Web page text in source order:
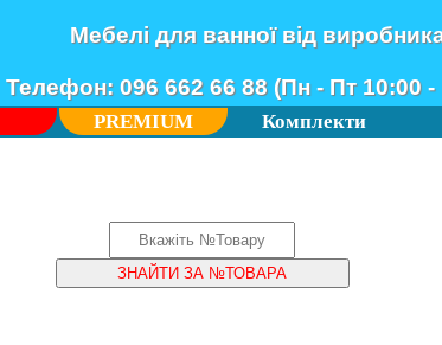
Мебелі для ванної від
Телефон: 096 662 66 88 (Пн - Пт 10:00 -
PREMIUM Комплекти